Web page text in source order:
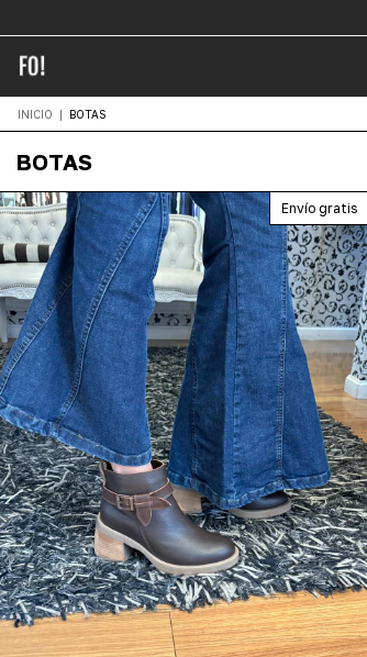
INICIO | BOTAS
BOTAS
Envío gratis